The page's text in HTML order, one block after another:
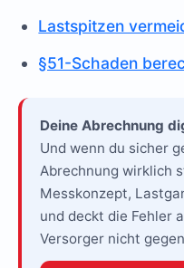
Lastspitzen
§51-Schaden
Deine Abrechnung
Und wenn du sicher
Abrechnung wirklich
Messkonzept,
und deckt die Fehler
Versorger nicht